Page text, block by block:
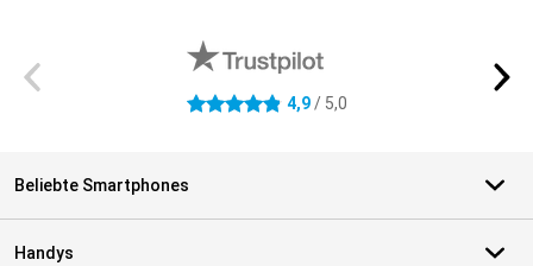
4.9 Sterne 4,9/ 5,0
Beliebte Smartphones
Handys